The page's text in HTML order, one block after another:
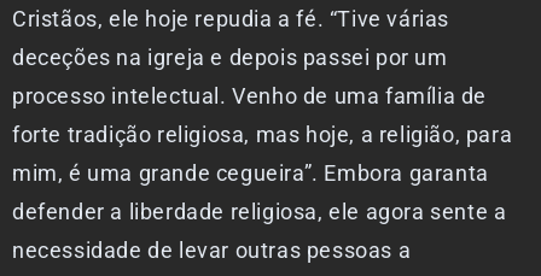
Cristãos, ele hoje repudia a fé. “Tive várias
deceções na igreja e depois passei por um
processo intelectual. Venho de uma família de
forte tradição religiosa, mas hoje, a religião, para
mim, é uma grande cegueira”. Embora garanta
defender a liberdade religiosa, ele agora sente a
necessidade de levar outras pessoas a